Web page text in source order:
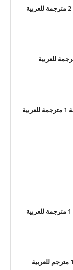
برنامج نادي الأصدقاء السري حلقة 1 مترجمة للعربية